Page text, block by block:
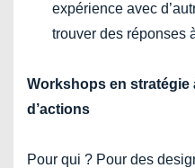
expérience avec
trouver des réponses
Workshops en stratégie
d’actions
Pour qui ? Pour des